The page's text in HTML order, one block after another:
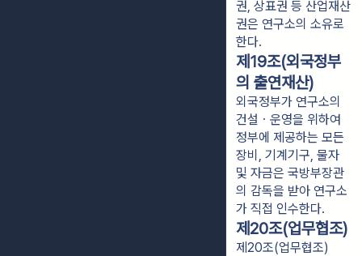
권, 상표권 등 산업재산
권은 연구소의 소유로
한다.
제19조(외국정부
의 출연재산)
외국정부가 연구소의
건설ㆍ운영을 위하여
정부에 제공하는 모든
장비, 기계기구, 물자
및 자금은 국방부장관
의 감독을 받아 연구소
가 직접 인수한다.
제20조(업무협조)
제20조(업무협조)